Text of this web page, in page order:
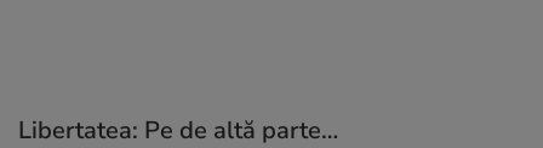
Libertatea: Pe de altă parte…